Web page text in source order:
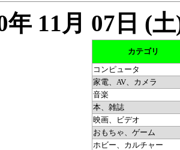
年 11月 07日 (
カテゴリ
コンピュータ
家電、AV、カメラ
音楽
本、雑誌
映画、ビデオ
おもちゃ、ゲーム
ホビー、カルチャー